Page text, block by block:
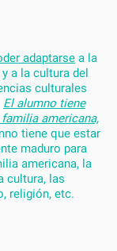
adaptarse a la
a la cultura del
culturales
El alumno tiene
americana,
tiene que estar
maduro para
americana, la
cultura, las
religión, etc.